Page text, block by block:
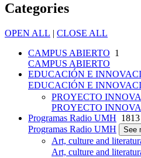
Categories
OPEN ALL | CLOSE ALL
CAMPUS ABIERTO 1
CAMPUS ABIERTO
EDUCACIÓN E
EDUCACIÓN E
PROYECTO
PROYECTO
Programas Radio UMH 1813
Programas Radio UMH
See
Art, culture and
Art, culture and